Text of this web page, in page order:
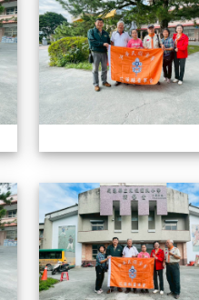
1141208拜會光復國小